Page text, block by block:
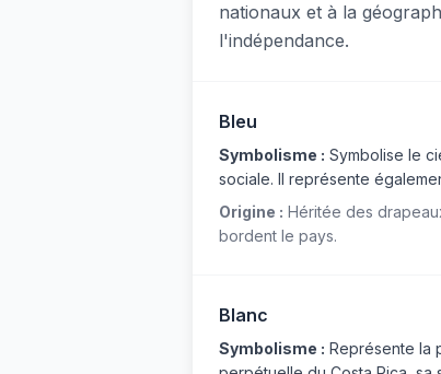
nationaux et à la
l'indépendance.
Bleu
Symbolisme : Symbolise le
sociale. Il représente
Origine : Héritée des
bordent le pays.
Blanc
Symbolisme : Représente la